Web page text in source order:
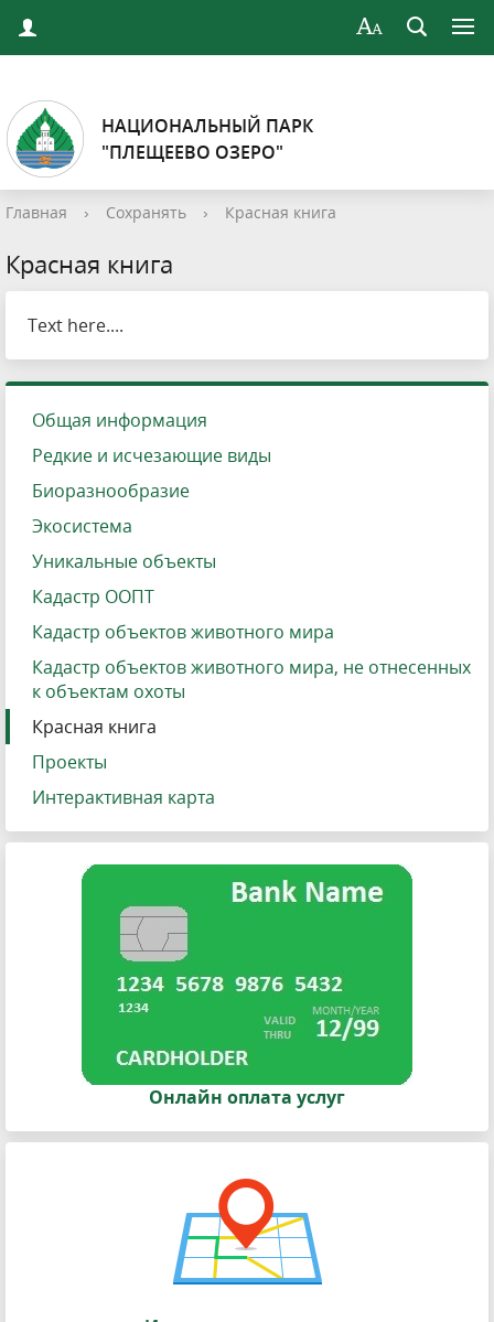
НАЦИОНАЛЬНЫЙ ПАРК
"ПЛЕЩЕЕВО ОЗЕРО"
Главная › Сохранять › Красная книга
Красная книга
Text here....
Общая информация
Редкие и исчезающие виды
Биоразнообразие
Экосистема
Уникальные объекты
Кадастр ООПТ
Кадастр объектов животного мира
Кадастр объектов животного мира, не отнесенных
к объектам охоты
Красная книга
Проекты
Интерактивная карта
Онлайн оплата услуг